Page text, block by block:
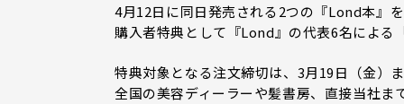
4月12日に同日発売される2つの『Lond本』
購入者特典として『Lond』の代表6名による
特典対象となる注文締切は、3月19日（金）
全国の美容ディーラーや髪書房、直接当社ま